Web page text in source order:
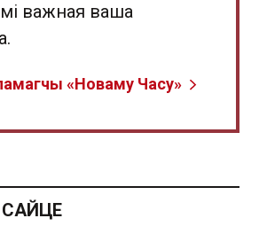
важная ваша
«Новаму Часу»